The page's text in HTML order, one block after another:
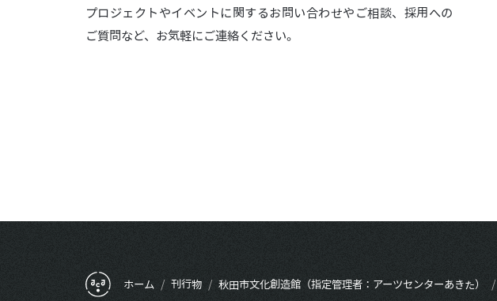
プロジェクトやイベントに関するお問い合わせやご相談、採用への
ご質問など、お気軽にご連絡ください。
フッターメニュー
ホーム / 刊行物 / 秋田市文化創造館（指定管理者：アーツセンターあきた） /